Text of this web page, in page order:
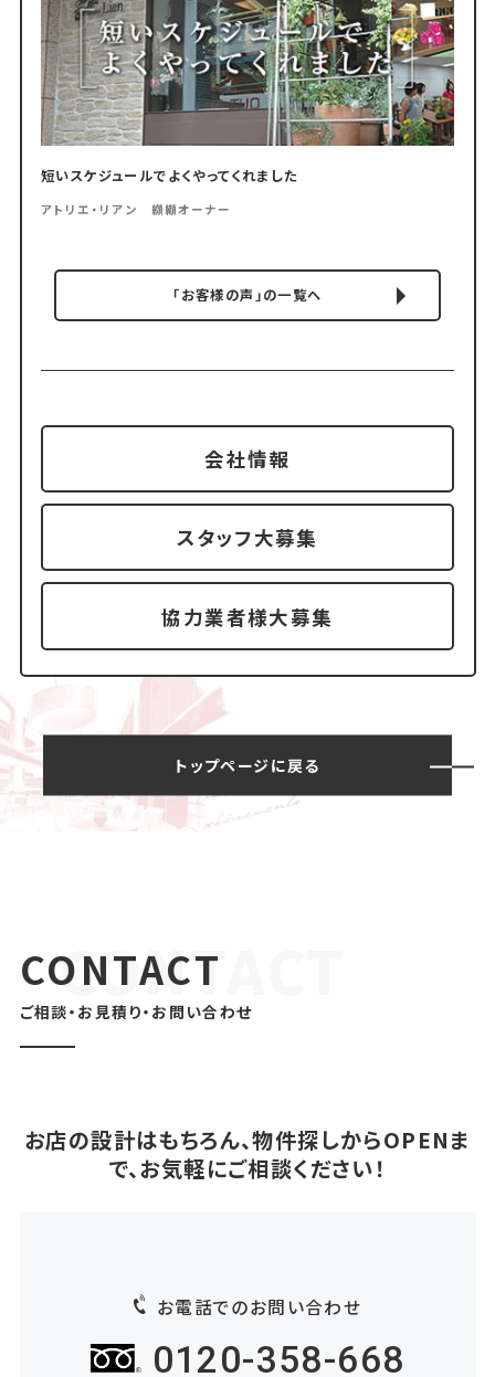
短いスケジュールでよくやってくれました
アトリエ・リアン 纐纈オーナー
「お客様の声」の一覧へ
会社情報
スタッフ大募集
協力業者様大募集
トップページに戻る
CONTACT
ご相談・お見積り・お問い合わせ
お店の設計はもちろん、物件探しからOPENま
で、お気軽にご相談ください！
お電話でのお問い合わせ
0120-358-668